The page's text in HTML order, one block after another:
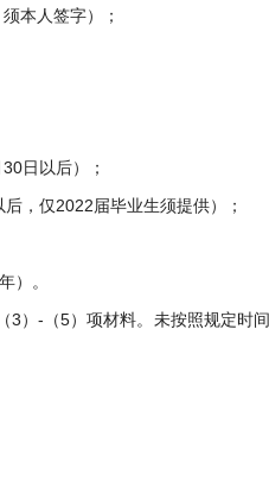
本人签字）；
日以后）；
，仅2022届毕业生须提供）；
）。
）-（5）项材料。未按照规定时